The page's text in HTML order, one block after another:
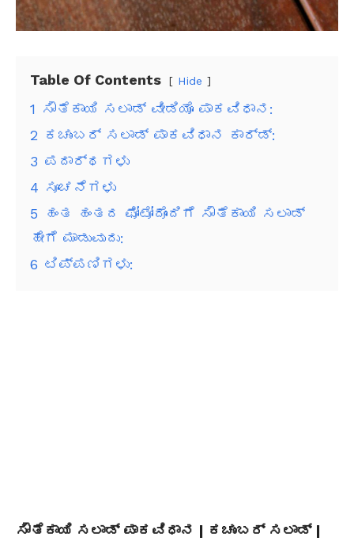
Table Of Contents Hide
1 ಸೌತೆಕಾಯಿ ಸಲಾಡ್ ವೀಡಿಯೊ ಪಾಕವಿಧಾನ:
2 ಕಚುಂಬರ್ ಸಲಾಡ್ ಪಾಕವಿಧಾನ ಕಾರ್ಡ್:
3 ಪದಾರ್ಥಗಳು
4 ಸೂಚನೆಗಳು
5
ಹಂತ ಹಂತದ ಫೋಟೋದೊಂದಿಗೆ ಸೌತೆಕಾಯಿ ಸಲಾಡ್
ಹೇಗೆ ಮಾಡುವುದು:
6 ಟಿಪ್ಪಣಿಗಳು:
ಸೌತೆಕಾಯಿ ಸಲಾಡ್ ಪಾಕವಿಧಾನ | ಕಚುಂಬರ್ ಸಲಾಡ್ |